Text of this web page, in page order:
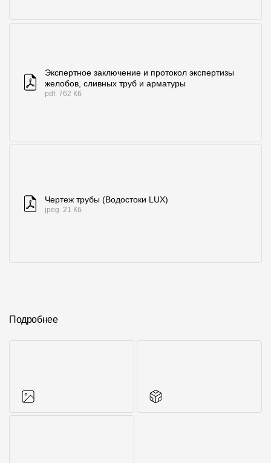
Экспертное заключение и протокол экспертизы
желобов, сливных труб и арматуры
pdf. 762 Кб
Чертеж трубы (Водостоки LUX)
jpeg. 21 Кб
Подробнее